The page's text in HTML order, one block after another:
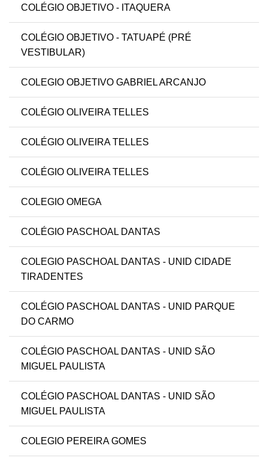
COLÉGIO OBJETIVO - ITAQUERA
COLÉGIO OBJETIVO - TATUAPÉ (PRÉ
VESTIBULAR)
COLEGIO OBJETIVO GABRIEL ARCANJO
COLÉGIO OLIVEIRA TELLES
COLÉGIO OLIVEIRA TELLES
COLÉGIO OLIVEIRA TELLES
COLEGIO OMEGA
COLÉGIO PASCHOAL DANTAS
COLEGIO PASCHOAL DANTAS - UNID CIDADE
TIRADENTES
COLÉGIO PASCHOAL DANTAS - UNID PARQUE
DO CARMO
COLÉGIO PASCHOAL DANTAS - UNID SÃO
MIGUEL PAULISTA
COLÉGIO PASCHOAL DANTAS - UNID SÃO
MIGUEL PAULISTA
COLEGIO PEREIRA GOMES